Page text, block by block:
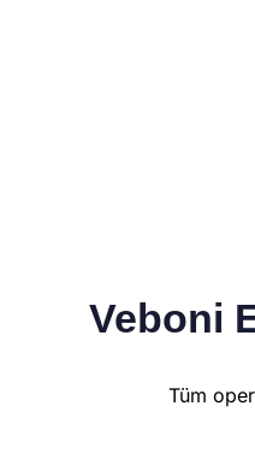
Veboni
Tüm